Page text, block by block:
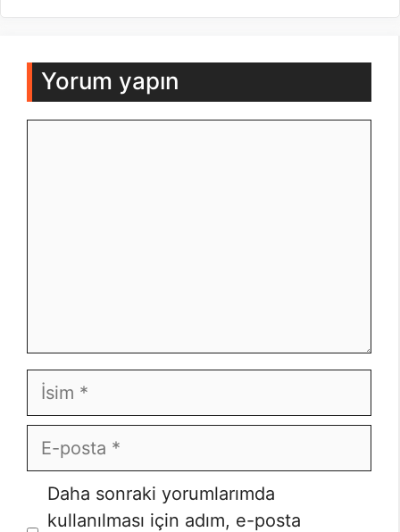
Yorum yapın
İsim
E-
posta
İnternet
sitesi
Daha sonraki yorumlarımda
kullanılması için adım, e-posta